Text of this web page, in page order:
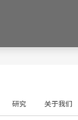
研究 关于我们